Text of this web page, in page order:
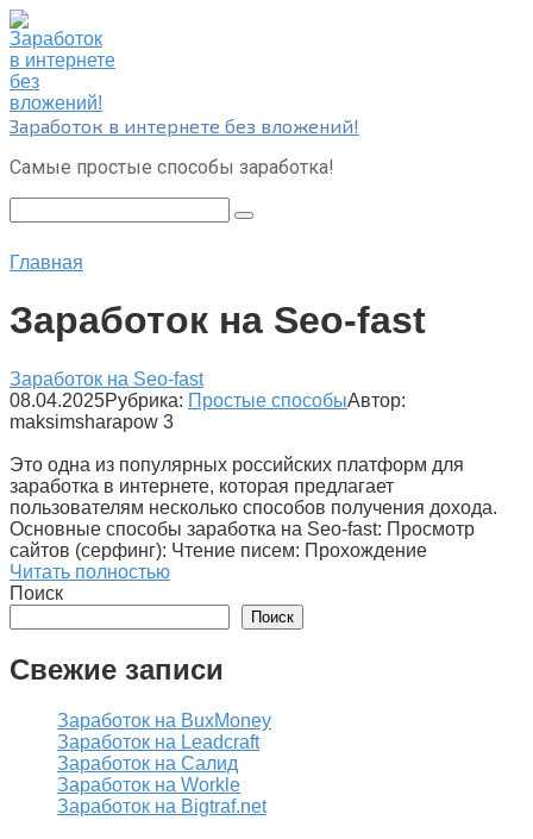
Перейти
к
контенту
Заработок в интернете без вложений!
Самые простые способы заработка!
Главная
Заработок на Seo-fast
Заработок на Seo-fast
08.04.2025Рубрика: Простые способыАвтор:
maksimsharapow 3
Это одна из популярных российских платформ для
заработка в интернете, которая предлагает
пользователям несколько способов получения дохода.
Основные способы заработка на Seo-fast: Просмотр
сайтов (серфинг): Чтение писем: Прохождение
Читать полностью
Поиск
Поиск
Свежие записи
Заработок на BuxMoney
Заработок на Leadcraft
Заработок на Салид
Заработок на Workle
Заработок на Bigtraf.net